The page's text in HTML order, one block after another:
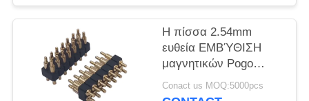
Η πίσσα 2.54mm
ευθεία ΕΜΒΎΘΙΣΗ
μαγνητικών Pogo
συνδετήρων 2x7P για
το PCB τοποθετεί
Conact us MOQ:5000pcs